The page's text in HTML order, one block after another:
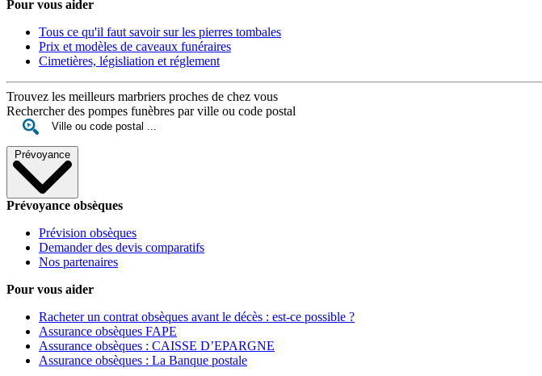
Pour vous aider
Tous ce qu'il faut savoir sur les pierres tombales
Prix et modèles de caveaux funéraires
Cimetières, législiation et réglement
Trouvez les meilleurs marbriers proches de chez vous
Rechercher des pompes funèbres par ville ou code postal
Prévoyance
Prévoyance obsèques
Prévision obsèques
Demander des devis comparatifs
Nos partenaires
Pour vous aider
Racheter un contrat obsèques avant le décès : est-ce possible ?
Assurance obsèques FAPE
Assurance obsèques : CAISSE D’EPARGNE
Assurance obsèques : La Banque postale